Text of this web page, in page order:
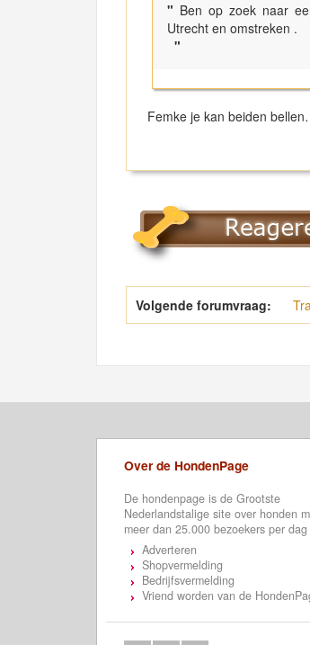
" Ben op zoek naar
Utrecht en omstreken .
"
Femke je kan beiden
Volgende forumvraag:
Over de HondenPage
De hondenpage is de Grootste
Nederlandstalige site over honden
meer dan 25.000 bezoekers per dag
Adverteren
Shopvermelding
Bedrijfsvermelding
Vriend worden van de